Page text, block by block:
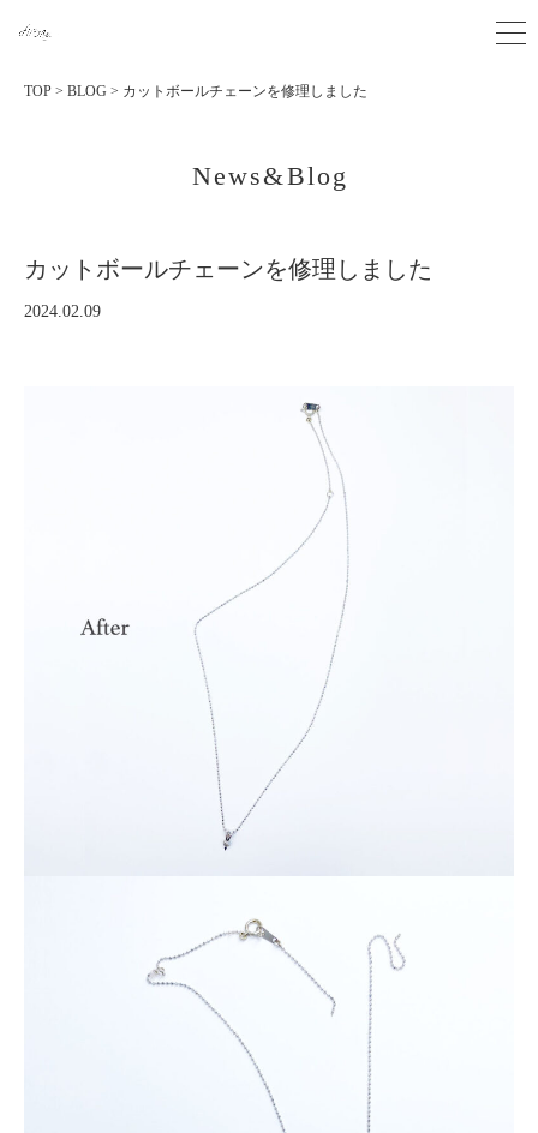
TOP > BLOG > カットボールチェーンを修理しました
News&Blog
カットボールチェーンを修理しました
2024.02.09